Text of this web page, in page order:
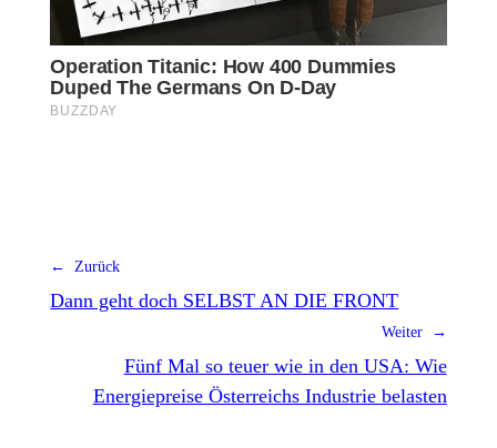
← Zurück
Dann geht doch SELBST AN DIE FRONT
Weiter →
Fünf Mal so teuer wie in den USA: Wie
Energiepreise Österreichs Industrie belasten